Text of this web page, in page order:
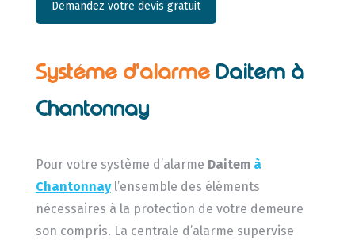
Demandez votre devis gratuit
Systéme d’alarme Daitem à
Chantonnay
Pour votre système d’alarme Daitem à
Chantonnayl’ensemble des éléments
nécessaires à la protection de votre demeure
son compris. La centrale d’alarme supervise